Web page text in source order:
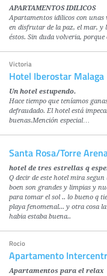
APARTAMENTOS IDILICOS
Apartamentos idilicos con unas
en disfrutar de la paz, el mar, y
éstos. Sin duda volveria,
Victoria
Hotel Iberostar Malaga
Un hotel estupendo.
Hace tiempo que teníamos
defraudado. El hotel está
buenas.Mención especial…
Santa Rosa/Torre
hotel de tres estrellas q
Q decir de este hotel mira
boen son grandes y limpias y
para tomar el sol .. lo bueno q
playa fenomenal... y otra cosa
habia estaba buena..
Rocio
Apartamento
Apartamentos para el relax